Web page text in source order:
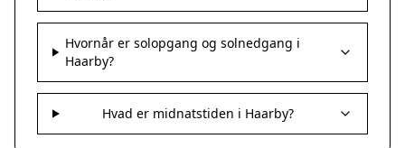
Hvornår er solopgang og solnedgang i
Haarby?
Hvad er midnatstiden i Haarby?